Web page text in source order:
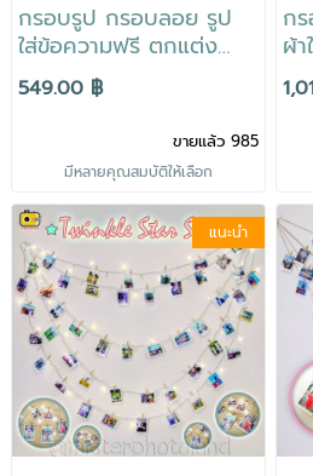
กรอบรูป กรอบลอย รูป
ใส่ข้อความฟรี ตกแต่ง
ผนัง ตกแต่งบ้าน
แต่งงาน ของขวัญ
549.00 ฿
ขายแล้ว 985
มีหลายคุณสมบัติให้เลือก
ก
ผ้
ต
ข
แนะนำ